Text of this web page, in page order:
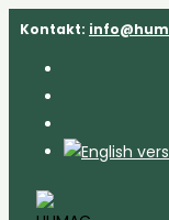
Přejít
obsahu
Kontakt: